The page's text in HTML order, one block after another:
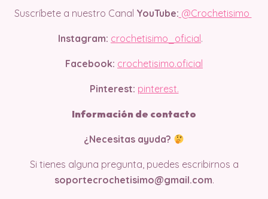
Suscríbete a nuestro Canal YouTube: @Crochetisimo
Instagram: crochetisimo_oficial .
Facebook: crochetisimo.oficial
Pinterest: pinterest.
Información de contacto
¿Necesitas ayuda?
Si tienes alguna pregunta, puedes escribirnos a
soportecrochetisimo@gmail.com.